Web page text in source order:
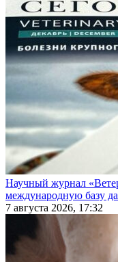
Научный журнал
международную базу
7 августа 2026, 17:32